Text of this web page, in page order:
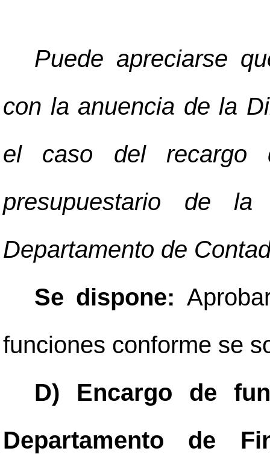
Puede apreciarse
con la anuencia de la
el caso del recargo
presupuestario de
Departamento de
Se dispone:
funciones conforme se
D) Encargo de
Departamento de